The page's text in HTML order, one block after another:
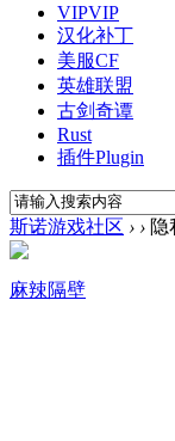
VIPVIP
汉化补丁
美服CF
英雄联盟
古剑奇谭
Rust
插件Plugin
斯诺游戏社区 › › 隐
麻辣隔壁